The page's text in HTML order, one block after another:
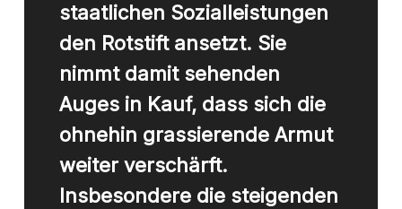
staatlichen Sozialleistungen
den Rotstift ansetzt. Sie
nimmt damit sehenden
Auges in Kauf, dass sich die
ohnehin grassierende Armut
weiter verschärft.
Insbesondere die steigenden